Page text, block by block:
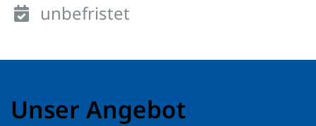
unbefristet
Unser Angebot